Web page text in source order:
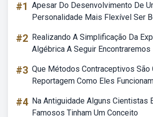
#1 Apesar Do Desenvolvimento De
Personalidade Mais Flexível Ser
#2 Realizando A Simplificação Da
Algébrica A Seguir Encontraremos
#3 Que Métodos Contraceptivos São
Reportagem Como Eles
#4 Na Antiguidade Alguns Cientistas
Famosos Tinham Um Conceito